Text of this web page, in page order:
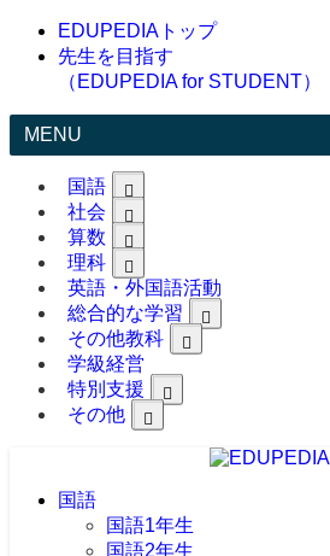
EDUPEDIAトップ
先生を目指す
（EDUPEDIA for STUDENT）
MENU
国語
社会
算数
理科
英語・外国語活動
総合的な学習
その他教科
学級経営
特別支援
その他
国語
国語1年生
国語2年生